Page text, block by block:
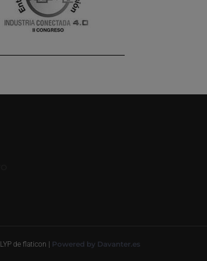
de flaticon | Powered by Davanter.es